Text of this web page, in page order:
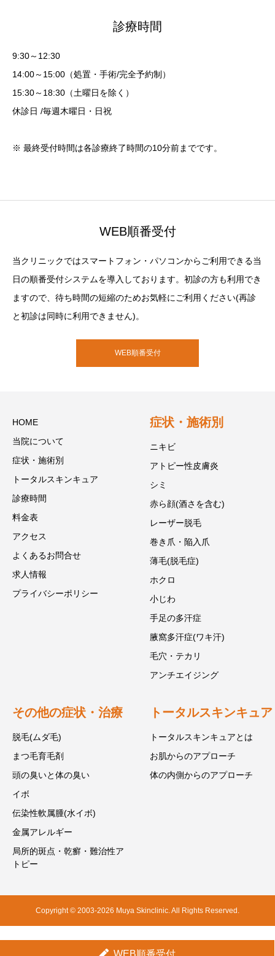
診療時間
9:30～12:30
14:00～15:00（処置・手術/完全予約制）
15:30～18:30（土曜日を除く）
休診日 /毎週木曜日・日祝
※ 最終受付時間は各診療終了時間の10分前までです。
WEB順番受付
当クリニックではスマートフォン・パソコンからご利用できる当
日の順番受付システムを導入しております。初診の方も利用でき
ますので、待ち時間の短縮のためお気軽にご利用ください(再診
と初診は同時に利用できません)。
WEB順番受付
HOME
当院について
症状・施術別
トータルスキンキュア
診療時間
料金表
アクセス
よくあるお問合せ
求人情報
プライバシーポリシー
症状・施術別
ニキビ
アトピー性皮膚炎
シミ
赤ら顔(酒さを含む)
レーザー脱毛
巻き爪・陥入爪
薄毛(脱毛症)
ホクロ
小じわ
手足の多汗症
腋窩多汗症(ワキ汗)
毛穴・テカリ
アンチエイジング
その他の症状・治療
脱毛(ムダ毛)
まつ毛育毛剤
頭の臭いと体の臭い
イボ
伝染性軟属腫(水イボ)
金属アレルギー
局所的斑点・乾癬・難治性ア
トピー
トータルスキンキュア
トータルスキンキュアとは
お肌からのアプローチ
体の内側からのアプローチ
Copyright © 2003-2026 Muya Skinclinic. All Rights Reserved.
WEB順番受付